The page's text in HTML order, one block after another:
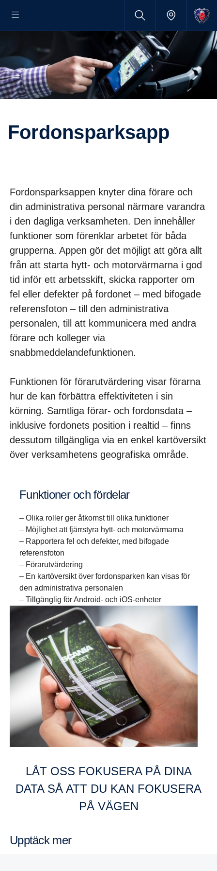
Fordonsparksapp
Fordonsparksappen knyter dina förare och
din administrativa personal närmare varandra
i den dagliga verksamheten. Den innehåller
funktioner som förenklar arbetet för båda
grupperna. Appen gör det möjligt att göra allt
från att starta hytt- och motorvärmarna i god
tid inför ett arbetsskift, skicka rapporter om
fel eller defekter på fordonet – med bifogade
referensfoton – till den administrativa
personalen, till att kommunicera med andra
förare och kolleger via
snabbmeddelandefunktionen.
Funktionen för förarutvärdering visar förarna
hur de kan förbättra effektiviteten i sin
körning. Samtliga förar- och fordonsdata –
inklusive fordonets position i realtid – finns
dessutom tillgängliga via en enkel kartöversikt
över verksamhetens geografiska område.
Funktioner och fördelar
– Olika roller ger åtkomst till olika funktioner
– Möjlighet att fjärrstyra hytt- och motorvärmarna
– Rapportera fel och defekter, med bifogade
referensfoton
– Förarutvärdering
– En kartöversikt över fordonsparken kan visas för
den administrativa personalen
– Tillgänglig för Android- och iOS-enheter
LÅT OSS FOKUSERA PÅ DINA
DATA SÅ ATT DU KAN FOKUSERA
PÅ VÄGEN
Upptäck mer